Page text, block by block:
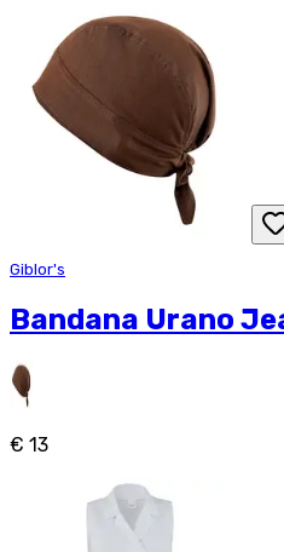
Giblor's
Bandana Urano
€ 13